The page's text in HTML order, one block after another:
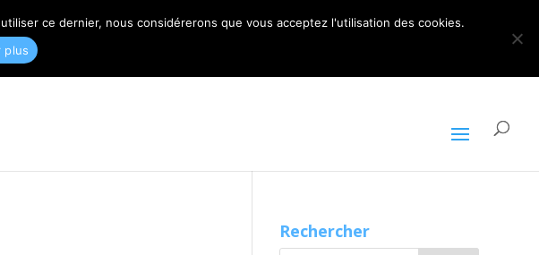
ARTICLES 0
Rechercher
ce dernier, nous considérerons que vous acceptez l'utilisation des cookies.
plus